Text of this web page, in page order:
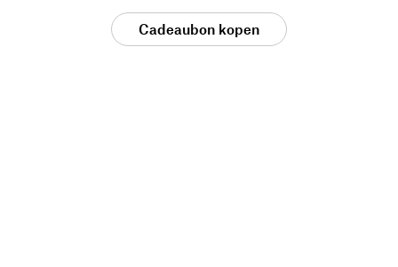
Cadeaubon kopen